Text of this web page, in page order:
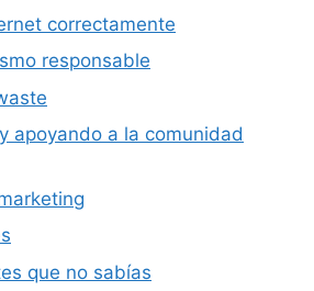
correctamente
responsable
apoyando a la comunidad
que no sabías